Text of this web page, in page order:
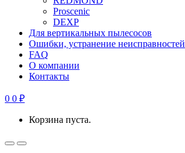
Proscenic
DEXP
Для вертикальных пылесосов
Ошибки, устранение неисправностей
FAQ
О компании
Контакты
0 0 ₽
Корзина пуста.